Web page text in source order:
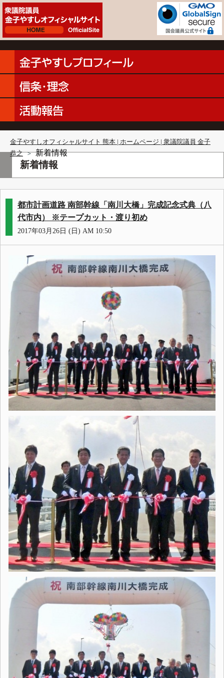
金子やすしオフィシャルサイト 熊本 | ホームページ | 衆議院議員 金子
恭之 ＞ 新着情報
新着情報
都市計画道路 南部幹線「南川大橋」完成記念式典（八
代市内） ※テープカット・渡り初め
2017年03月26日 (日) AM 10:50